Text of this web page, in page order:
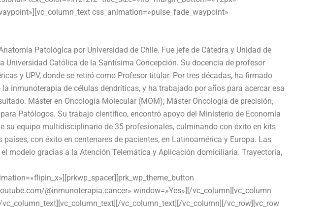
css_animation=»pulse_fade_waypoint»
Patológica por Universidad de Chile. Fue jefe de Cátedra y Unidad de
Católica de la Santísima Concepción. Su docencia de profesor
y UPV, donde se retiró como Profesor titular. Por tres décadas, ha firmado
inmunoterapia de células dendríticas, y ha trabajado por años para acercar esa
Máster en Oncología Molecular (MOM); Máster Oncología de precisión,
Patólogos. Su trabajo científico, encontró apoyo del Ministerio de Economía
equipo multidisciplinario de 35 profesionales, culminando con éxito en kits
con éxito en centenares de pacientes, en Latinoamérica y Europa. Las
modelo gracias a la Atención Telemática y Aplicación domiciliaria. Trayectoria,
@inmunoterapia.cancer» window=»Yes»][/vc_column][vc_column
vc_column_text][/vc_column][/vc_row][vc_row